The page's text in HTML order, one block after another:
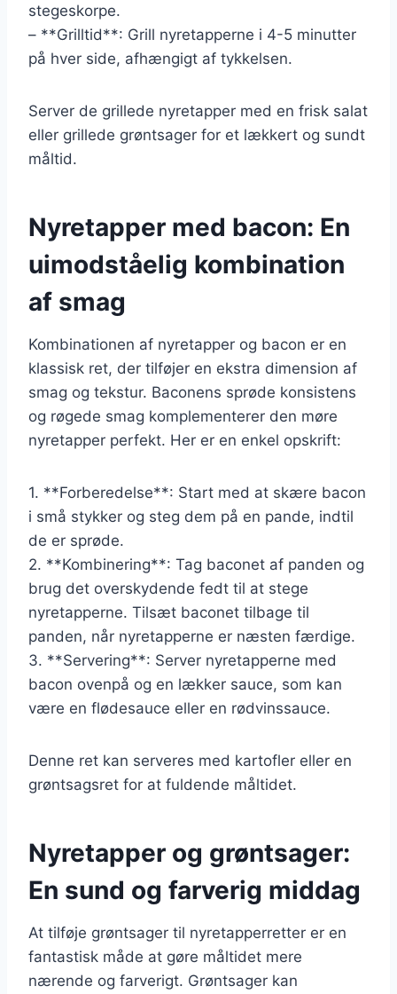
stegeskorpe.
– **Grilltid**: Grill nyretapperne i 4-5 minutter
på hver side, afhængigt af tykkelsen.
Server de grillede nyretapper med en frisk salat
eller grillede grøntsager for et lækkert og sundt
måltid.
Nyretapper med bacon: En
uimodståelig kombination
af smag
Kombinationen af nyretapper og bacon er en
klassisk ret, der tilføjer en ekstra dimension af
smag og tekstur. Baconens sprøde konsistens
og røgede smag komplementerer den møre
nyretapper perfekt. Her er en enkel opskrift:
1. **Forberedelse**: Start med at skære bacon
i små stykker og steg dem på en pande, indtil
de er sprøde.
2. **Kombinering**: Tag baconet af panden og
brug det overskydende fedt til at stege
nyretapperne. Tilsæt baconet tilbage til
panden, når nyretapperne er næsten færdige.
3. **Servering**: Server nyretapperne med
bacon ovenpå og en lækker sauce, som kan
være en flødesauce eller en rødvinssauce.
Denne ret kan serveres med kartofler eller en
grøntsagsret for at fuldende måltidet.
Nyretapper og grøntsager:
En sund og farverig middag
At tilføje grøntsager til nyretapperretter er en
fantastisk måde at gøre måltidet mere
nærende og farverigt. Grøntsager kan